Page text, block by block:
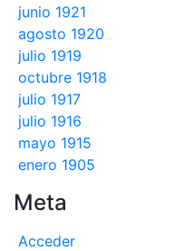
junio 1921
agosto 1920
julio 1919
octubre 1918
julio 1917
julio 1916
mayo 1915
enero 1905
Meta
Acceder